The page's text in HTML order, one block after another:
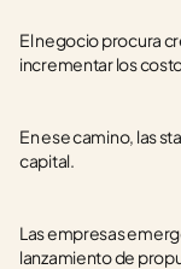
El negocio procura
incrementar los
En ese camino, las
capital.
Las empresas
lanzamiento de